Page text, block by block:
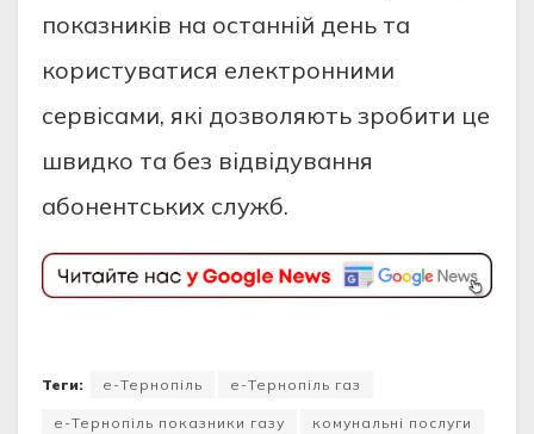
показників на останній день та
користуватися електронними
сервісами, які дозволяють зробити це
швидко та без відвідування
абонентських служб.
Теги: е-Тернопіль е-Тернопіль газ
е-Тернопіль показники газу комунальні послуги